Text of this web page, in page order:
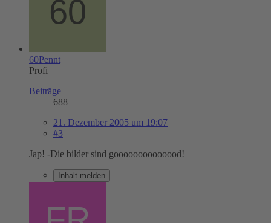
60Pennt
Profi
Beiträge
688
21. Dezember 2005 um 19:07
#3
Jap! -Die bilder sind goooooooooooood!
Inhalt melden